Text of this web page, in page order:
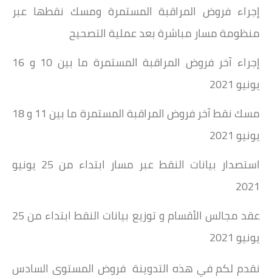
إجراء فروض المراقبة المستمرة ومسك نقطها عبر
منظومة مسار مباشرة بعد عملية التصحيح
إجراء آخر فروض المراقبة المستمرة ما بين 10 و 16
يونيو 2021
مسك نقط آخر فروض المراقبة المستمرة ما بين 11 و 18
يونيو 2021
استصدار بيانات النقط عبر مسار ابتداء من 25 يونيو
2021
عقد مجالس الأقسام و توزيع بيانات النقط ابتداء من 25
يونيو 2021
نقدم لكم في هذه التدوينة فروض المستوى السادس